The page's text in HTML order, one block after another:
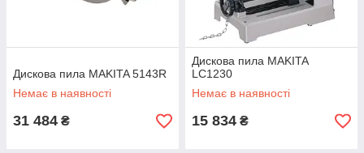
Дискова пила MAKITA 5143R
Немає в наявності
31 484 ₴
Дискова пила MAKITA
LC1230
Немає в наявності
15 834 ₴